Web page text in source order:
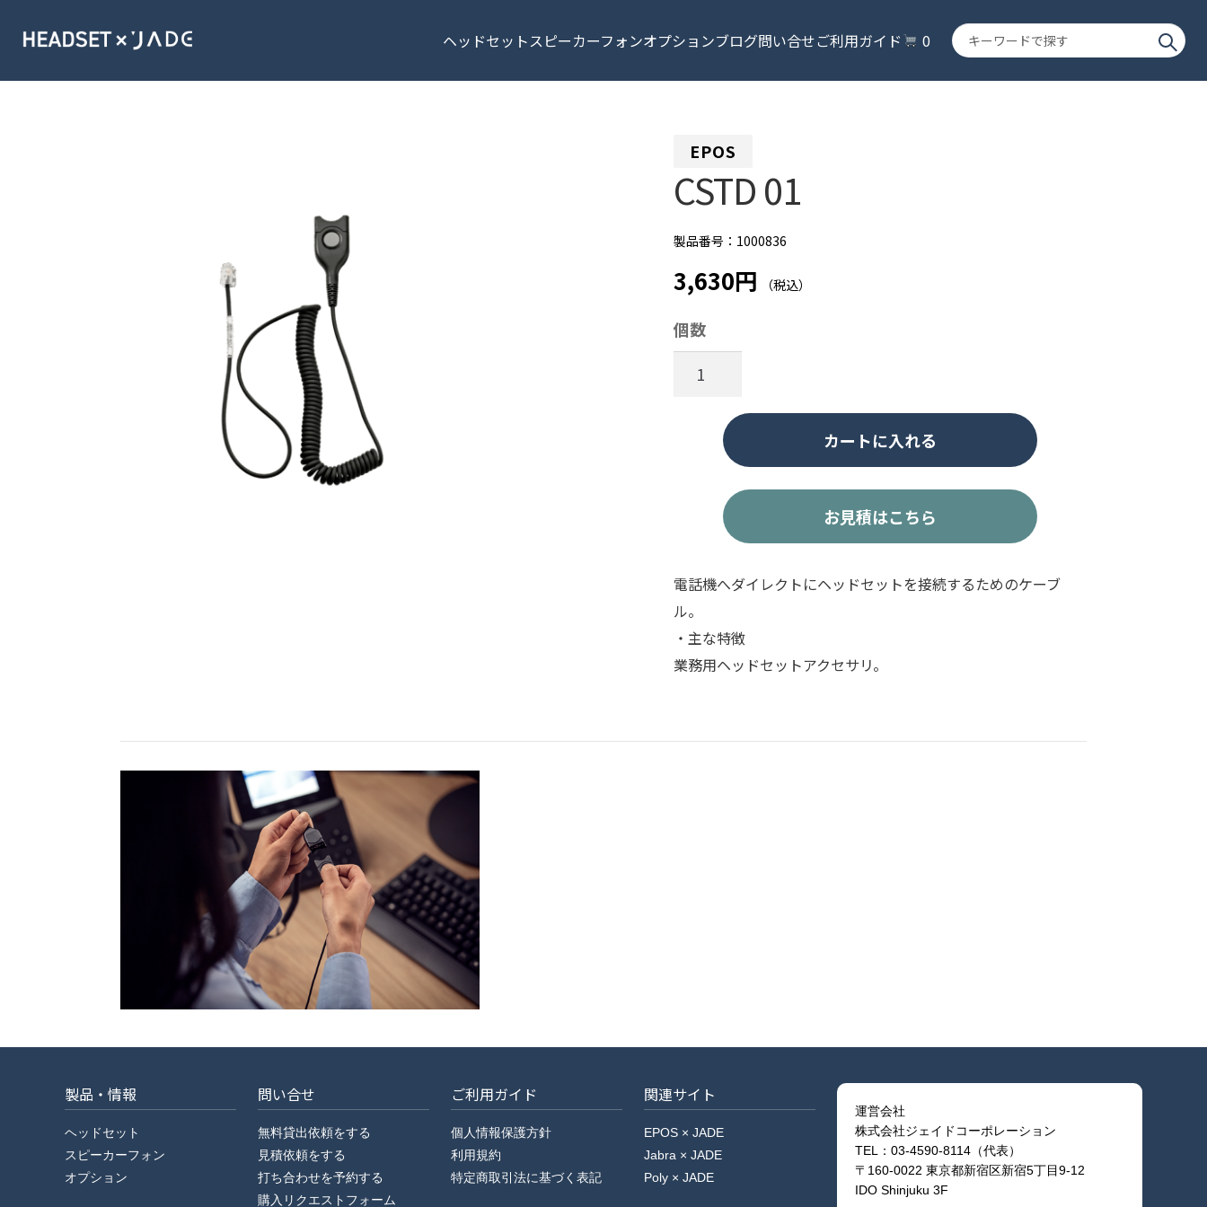
ヘッドセットスピーカーフォンオプションブログ問い合せご利用ガイド 0
キ
ー
ワ
EPOS
CSTD 01
製品番号：1000836
3,630円 （税込）
個数
カートに入れる
お見積はこちら
電話機へダイレクトにヘッドセットを接続するためのケーブ
ル。
・主な特徴
業務用ヘッドセットアクセサリ。
製品・情報
ヘッドセット
スピーカーフォン
オプション
問い合せ
無料貸出依頼をする
見積依頼をする
打ち合わせを予約する
購入リクエストフォーム
ご利用ガイド
個人情報保護方針
利用規約
特定商取引法に基づく表記
関連サイト
EPOS × JADE
Jabra × JADE
Poly × JADE
運営会社
株式会社ジェイドコーポレーション
TEL：03-4590-8114（代表）
〒160-0022 東京都新宿区新宿5丁目9-12
IDO Shinjuku 3F